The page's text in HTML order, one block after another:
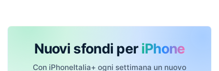
Nuovi sfondi per iPhone
Con iPhoneItalia+ ogni settimana un nuovo